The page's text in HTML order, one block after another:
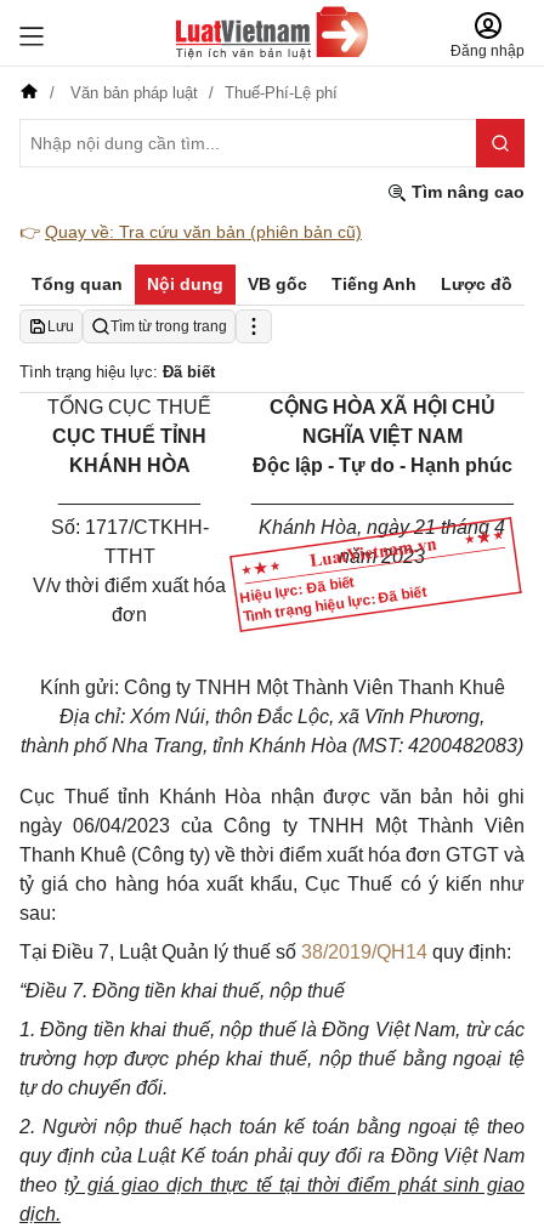
Đăng nhập
Văn bản pháp luật Thuế-Phí-Lệ phí
Tìm nâng cao
👉 Quay về: Tra cứu văn bản (phiên bản cũ)
Tổng quan Nội dung VB gốc Tiếng Anh Lược đồ
Lưu Tìm từ trong trang
Tình trạng hiệu lực: Đã biết
Hiệu lực: Đã biết
Tình trạng hiệu lực: Đã biết
TỔNG CỤC THUẾ
CỤC THUẾ TỈNH
KHÁNH HÒA
Số: 1717/CTKHH-
TTHT
V/v thời điểm xuất hóa
đơn
CỘNG HÒA XÃ HỘI CHỦ
NGHĨA VIỆT NAM
Độc lập - Tự do - Hạnh phúc
Khánh Hòa, ngày 21 tháng 4
năm 2023
Kính gửi: Công ty TNHH Một Thành Viên Thanh Khuê
Địa chỉ: Xóm Núi, thôn Đắc Lộc, xã Vĩnh Phương,
thành phố Nha Trang, tỉnh Khánh Hòa (MST: 4200482083)
Cục Thuế tỉnh Khánh Hòa nhận được văn bản hỏi ghi
ngày 06/04/2023 của Công ty TNHH Một Thành Viên
Thanh Khuê (Công ty) về thời điểm xuất hóa đơn GTGT và
tỷ giá cho hàng hóa xuất khẩu, Cục Thuế có ý kiến như
sau:
Tại Điều 7, Luật Quản lý thuế số 38/2019/QH14 quy định:
“Điều 7. Đồng tiền khai thuế, nộp thuế
1. Đồng tiền khai thuế, nộp thuế là Đồng Việt Nam, trừ các
trường hợp được phép khai thuế, nộp thuế bằng ngoại tệ
tự do chuyển đổi.
2. Người nộp thuế hạch toán kế toán bằng ngoại tệ theo
quy định của Luật Kế toán phải quy đổi ra Đồng Việt Nam
theotỷ giá giao dịch thực tế tại thời điểm phát sinh giao
dịch.